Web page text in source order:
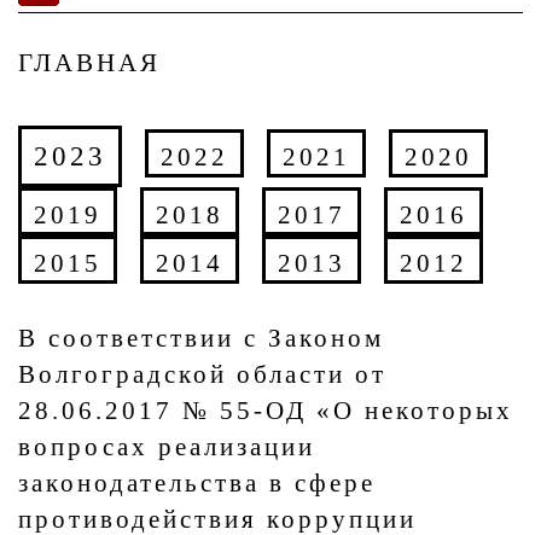
ГЛАВНАЯ
2023 2022 2021
2020
2019
2018 2017
2016
2015
2014 2013 2012
​В соответствии с Законом
Волгоградской области от
28.06.2017 № 55-ОД «О некоторых
вопросах реализации
законодательства в сфере
противодействия коррупции